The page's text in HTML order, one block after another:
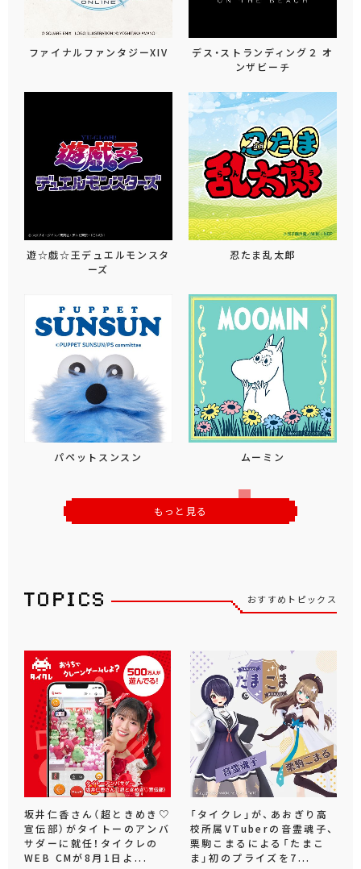
ファイナルファンタジーXIV
デス・ストランディング２ オ
ンザビーチ
遊☆戯☆王デュエルモンスタ
ーズ
忍たま乱太郎
パペットスンスン ムーミン
もっと見る
おすすめトピックス
坂井仁香さん（超ときめき♡
宣伝部）がタイトーのアンバ
サダーに就任！タイクレの
WEB CMが8月1日よ...
「タイクレ」が、あおぎり高
校所属VTuberの音霊魂子、
栗駒こまるによる「たまこ
ま」初のプライズを7...